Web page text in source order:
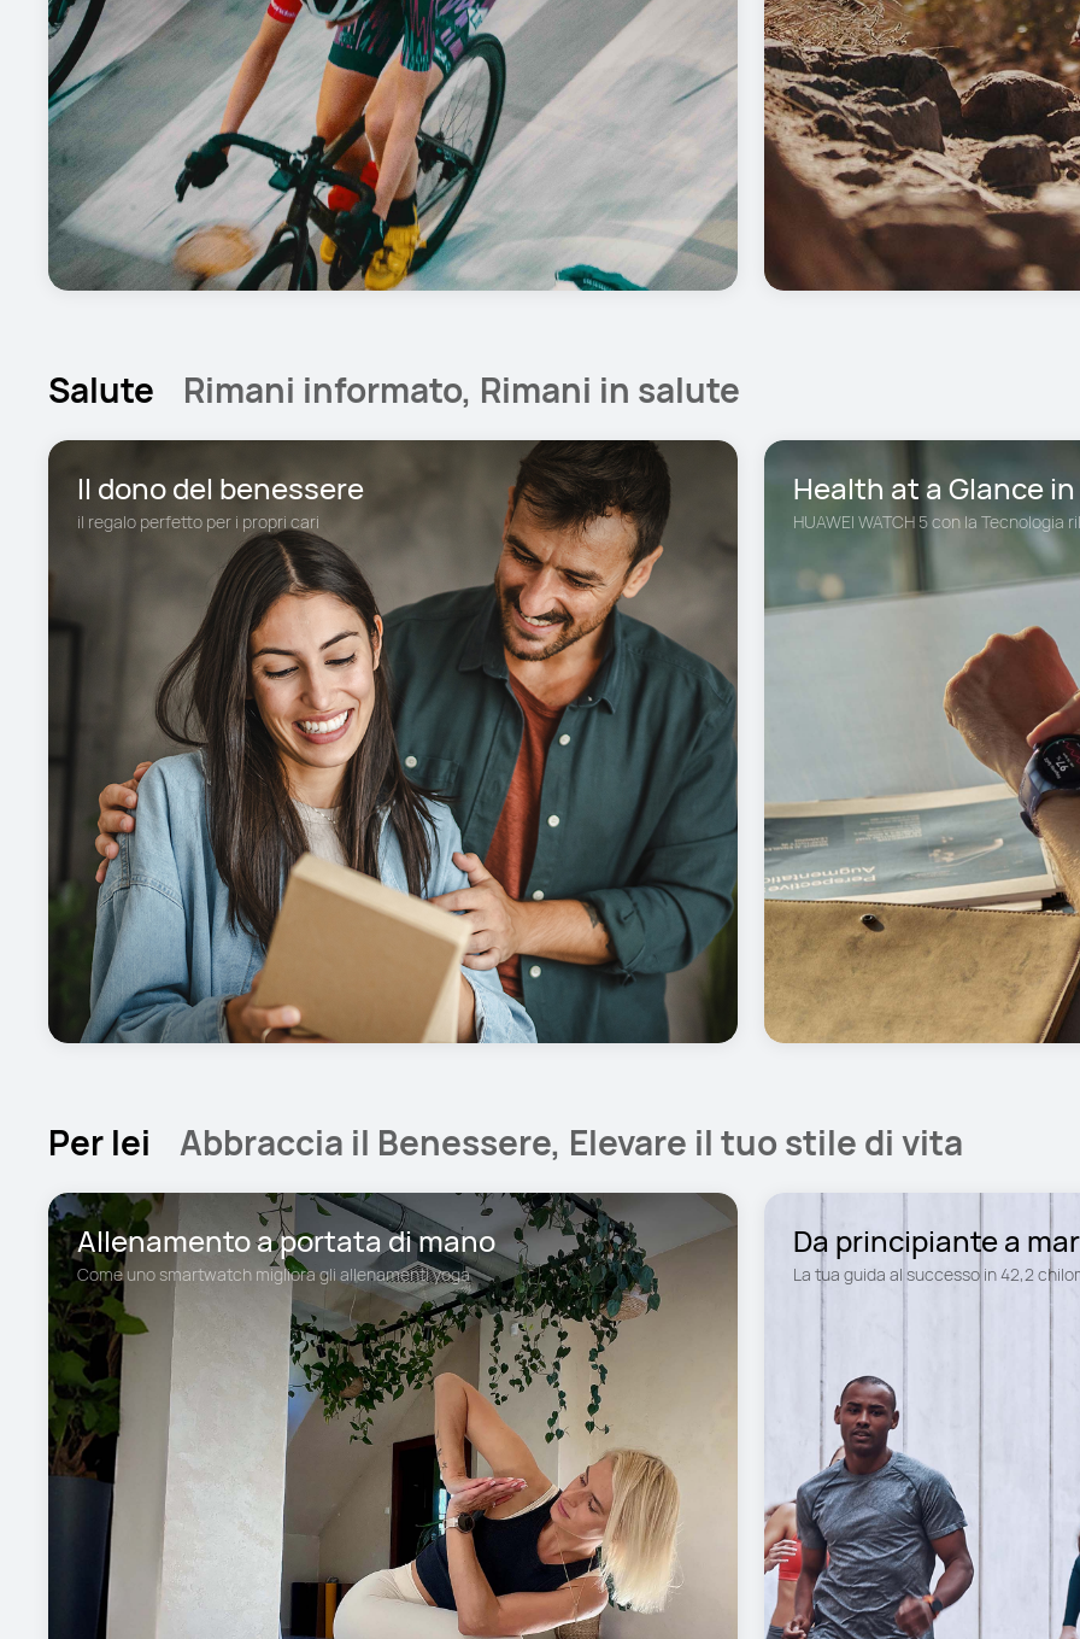
Salute Rimani informato, Rimani in salute
Il dono del benessere
il regalo perfetto per i propri cari
Health at a Glance
Per lei Abbraccia il Benessere, Elevare il tuo stile di vita
Allenamento a portata di mano
Come uno smartwatch migliora gli allenamenti yoga La tua guida al successo in 42,2